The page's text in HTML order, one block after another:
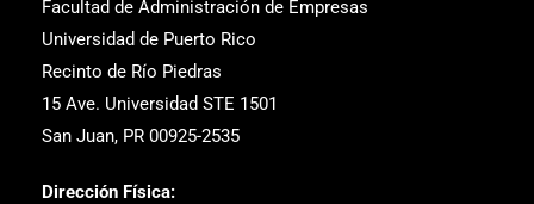
Facultad de Administración de Empresas
Universidad de Puerto Rico
Recinto de Río Piedras
15 Ave. Universidad STE 1501
San Juan, PR 00925-2535
Dirección Física: